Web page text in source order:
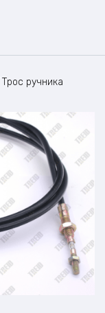
Трос ручника